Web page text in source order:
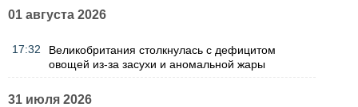
01 августа 2026
17:32
Великобритания столкнулась с дефицитом
овощей из-за засухи и аномальной жары
31 июля 2026